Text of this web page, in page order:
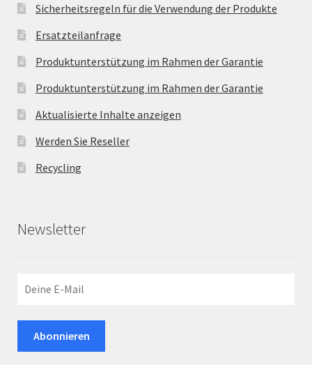
Sicherheitsregeln für die Verwendung der Produkte
Ersatzteilanfrage
Produktunterstützung im Rahmen der Garantie
Produktunterstützung im Rahmen der Garantie
Aktualisierte Inhalte anzeigen
Werden Sie Reseller
Recycling
Newsletter